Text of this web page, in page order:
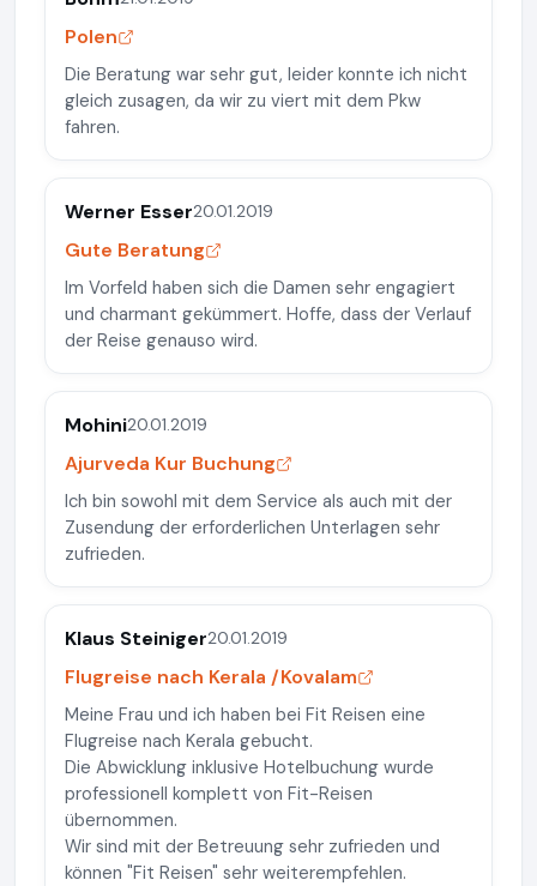
Polen
Die Beratung war sehr gut, leider konnte ich nicht
gleich zusagen, da wir zu viert mit dem Pkw
fahren.
Werner Esser20.01.2019
Gute Beratung
Im Vorfeld haben sich die Damen sehr engagiert
und charmant gekümmert. Hoffe, dass der Verlauf
der Reise genauso wird.
Mohini20.01.2019
Ajurveda Kur Buchung
Ich bin sowohl mit dem Service als auch mit der
Zusendung der erforderlichen Unterlagen sehr
zufrieden.
Klaus Steiniger20.01.2019
Flugreise nach Kerala /Kovalam
Meine Frau und ich haben bei Fit Reisen eine
Flugreise nach Kerala gebucht.
Die Abwicklung inklusive Hotelbuchung wurde
professionell komplett von Fit-Reisen
übernommen.
Wir sind mit der Betreuung sehr zufrieden und
können "Fit Reisen" sehr weiterempfehlen.